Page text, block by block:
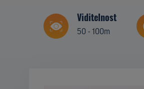
Viditelnost
50 - 100m